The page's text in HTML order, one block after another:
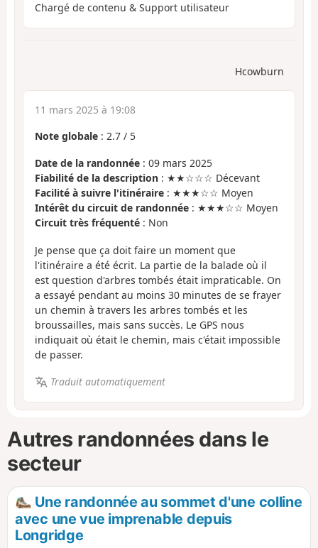
Chargé de contenu & Support utilisateur
Hcowburn
11 mars 2025 à 19:08
Note globale : 2.7 / 5
Date de la randonnée : 09 mars 2025
Fiabilité de la description : ★★☆☆☆ Décevant
Facilité à suivre l'itinéraire : ★★★☆☆ Moyen
Intérêt du circuit de randonnée : ★★★☆☆ Moyen
Circuit très fréquenté : Non
Je pense que ça doit faire un moment que
l'itinéraire a été écrit. La partie de la balade où il
est question d'arbres tombés était impraticable. On
a essayé pendant au moins 30 minutes de se frayer
un chemin à travers les arbres tombés et les
broussailles, mais sans succès. Le GPS nous
indiquait où était le chemin, mais c'était impossible
de passer.
Traduit automatiquement
Autres randonnées dans le
secteur
Une randonnée au sommet d'une colline
avec une vue imprenable depuis
Longridge